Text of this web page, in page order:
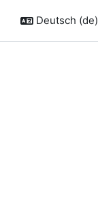
Deutsch ‎(de)‎